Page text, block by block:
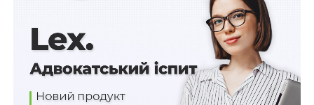
унаслідок застосування законодавства про
громадянство іноземної держави, якщо такий
громадянин України не отримав документ, що
підтверджує наявність у нього громадянства
(підданства) іншої держави;